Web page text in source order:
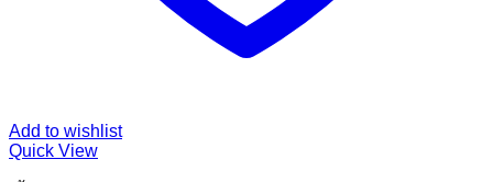
Add to wishlist
Quick View